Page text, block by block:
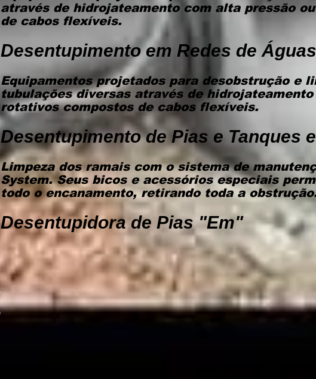
através de hidrojateamento com alta pressão
de cabos flexíveis.
Desentupimento em Redes de
Equipamentos projetados para desobstrução e
tubulações diversas através de
rotativos compostos de cabos flexíveis.
Desentupimento de Pias e Tanques
Limpeza dos ramais com o sistema de
System. Seus bicos e acessórios especiais
todo o encanamento, retirando toda a
Desentupidora de Pias "Em"